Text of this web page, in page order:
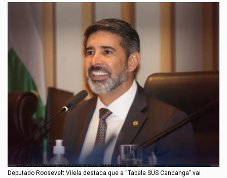
Deputado Roosevelt Vilela destaca que a “Tabela SUS Candanga” vai